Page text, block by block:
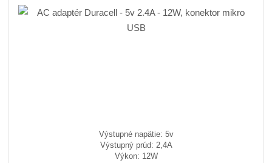
Výstupné napätie: 5v
Výstupný prúd: 2,4A
Výkon: 12W